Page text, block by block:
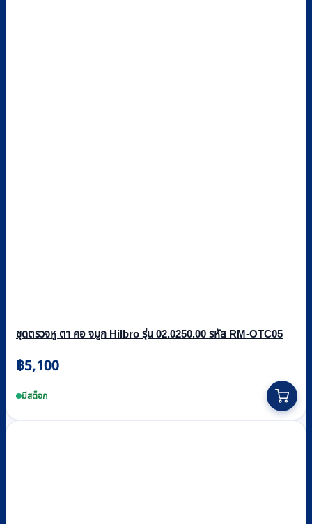
ชุดตรวจหู ตา คอ จมูก Hilbro รุ่น 02.0250.00 รหัส RM-OTC05
฿5,100
มีสต็อก